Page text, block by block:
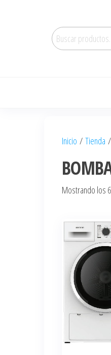
Buscar
por:
Inicio / Tienda /
Mostrando los